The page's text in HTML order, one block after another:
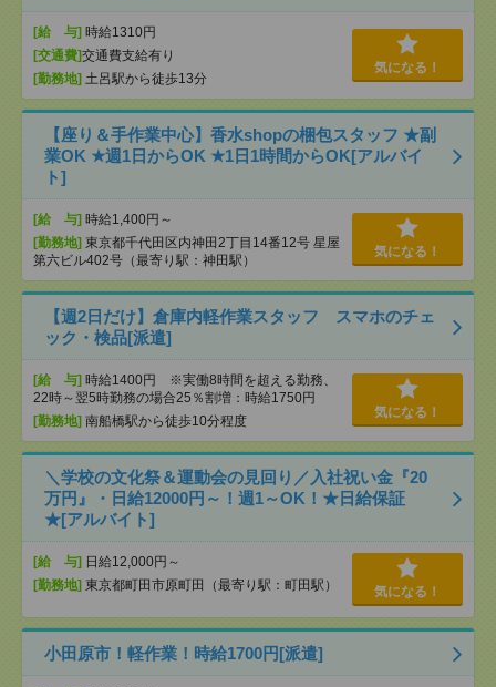
[給 与] 時給1310円
[交通費]交通費支給有り
[勤務地] 土呂駅から徒歩13分
気になる！
【座り＆手作業中心】香水shopの梱包スタッフ ★副
業OK ★週1日からOK ★1日1時間からOK[アルバイ
ト]
[給 与] 時給1,400円～
[勤務地] 東京都千代田区内神田2丁目14番12号 星屋
第六ビル402号（最寄り駅：神田駅）
気になる！
【週2日だけ】倉庫内軽作業スタッフ スマホのチェ
ック・検品[派遣]
[給 与] 時給1400円 ※実働8時間を超える勤務、
22時～翌5時勤務の場合25％割増：時給1750円
[勤務地] 南船橋駅から徒歩10分程度
気になる！
＼学校の文化祭＆運動会の見回り／入社祝い金『20
万円』・日給12000円～！週1～OK！★日給保証
★[アルバイト]
[給 与] 日給12,000円～
[勤務地] 東京都町田市原町田（最寄り駅：町田駅） 気になる！
小田原市！軽作業！時給1700円[派遣]